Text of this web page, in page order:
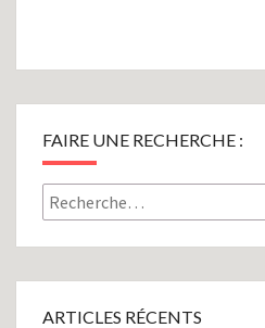
FAIRE UNE RECHERCHE :
Rechercher :
ARTICLES RÉCENTS